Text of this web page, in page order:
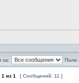
за: Поле
1 из 1 [ Сообщений: 11 ]